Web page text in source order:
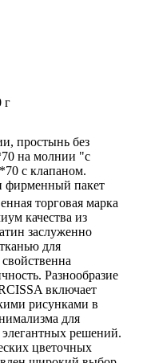
г
простынь без
на молнии "с
с клапаном.
фирменный пакет
торговая марка
качества из
заслуженно
для
Разнообразие
включает
рисунками в
для
решений.
цветочных